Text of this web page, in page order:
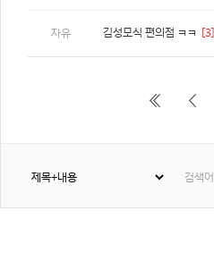
자유 김성모식 편의점 ㅋㅋ [3]